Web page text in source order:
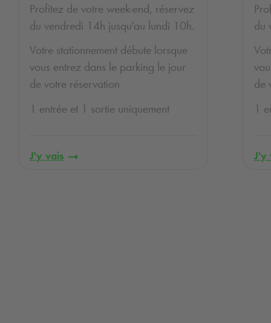
Profitez de votre week-end, réservez
du vendredi 14h jusqu'au lundi 10h.
Votre stationnement débute lorsque
vous entrez dans le parking le jour
de votre réservation
1 entrée et 1 sortie uniquement
J'y vais
du
de
1
J'y